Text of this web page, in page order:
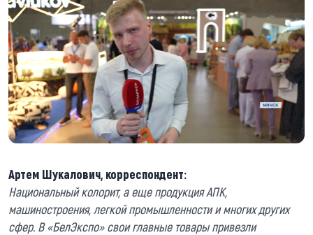
Артем Шукалович, корреспондент:
Национальный колорит, а еще продукция АПК,
машиностроения, легкой промышленности и многих других
сфер. В «БелЭкспо» свои главные товары привезли